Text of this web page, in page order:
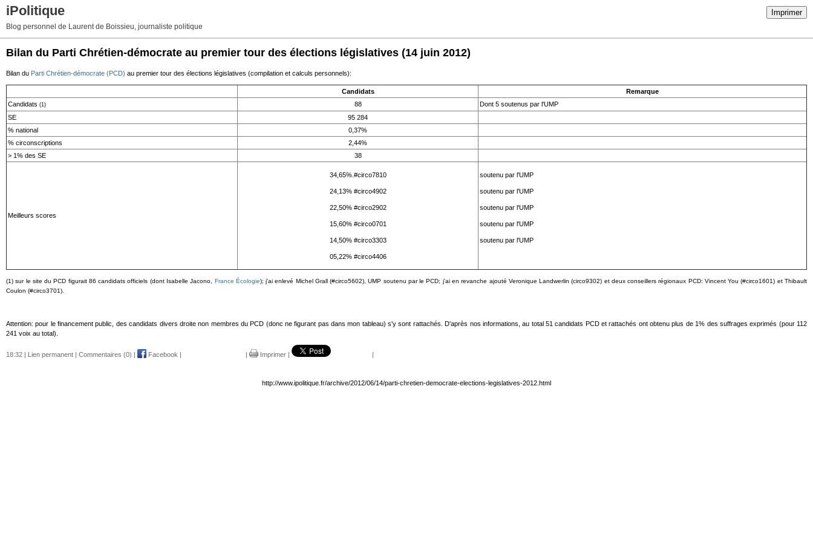
Imprimer
iPolitique
Blog personnel de Laurent de Boissieu, journaliste politique
Bilan du Parti Chrétien-démocrate au premier tour des élections législatives (14 juin 2012)
Bilan du Parti Chrétien-démocrate (PCD) au premier tour des élections législatives (compilation et calculs personnels):
Candidats
Remarque
Candidats (1) 88
Dont 5 soutenus par l'UMP
SE
95 284
% national
0,37%
% circonscriptions
2,44%
> 1% des SE
38
Meilleurs scores
34,65%.#circo7810
24,13% #circo4902
22,50% #circo2902
15,60% #circo0701
14,50% #circo3303
05,22% #circo4406
soutenu par l'UMP
soutenu par l'UMP
soutenu par l'UMP
soutenu par l'UMP
soutenu par l'UMP
(1) sur le site du PCD figurait 86 candidats officiels (dont Isabelle Jacono, France Écologie); j'ai enlevé Michel Grall (#circo5602), UMP soutenu par le PCD; j'ai en revanche ajouté Veronique Landwerlin (circo9302) et deux conseillers régionaux PCD: Vincent You (#circo1601) et Thibault
Coulon (#circo3701).
Attention: pour le financement public, des candidats divers droite non membres du PCD (donc ne figurant pas dans mon tableau) s'y sont rattachés. D'après nos informations, au total 51 candidats PCD et rattachés ont obtenu plus de 1% des suffrages exprimés (pour 112
241 voix au total).
18:32 | Lien permanent | Commentaires (0) | Facebook | | Imprimer | |
http://www.ipolitique.fr/archive/2012/06/14/parti-chretien-democrate-elections-legislatives-2012.html